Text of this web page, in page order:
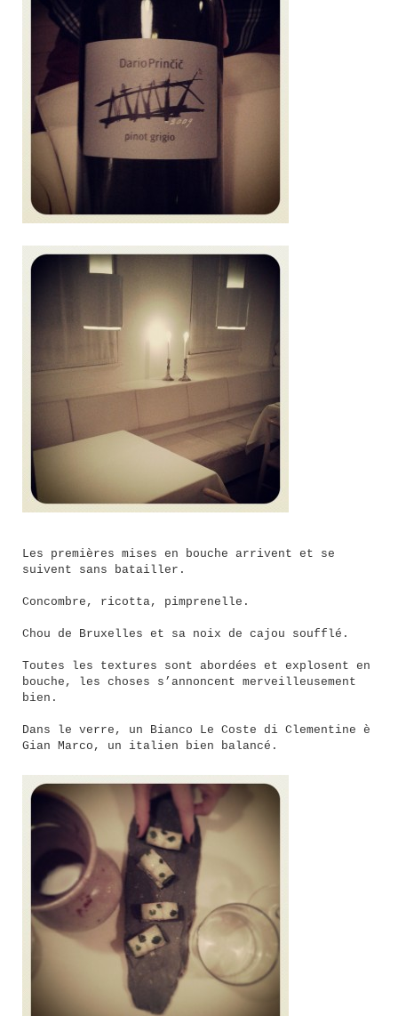
Les premières mises en bouche arrivent et se
suivent sans batailler.
Concombre, ricotta, pimprenelle.
Chou de Bruxelles et sa noix de cajou soufflé.
Toutes les textures sont abordées et explosent en
bouche, les choses s’annoncent merveilleusement
bien.
Dans le verre, un Bianco Le Coste di Clementine è
Gian Marco, un italien bien balancé.